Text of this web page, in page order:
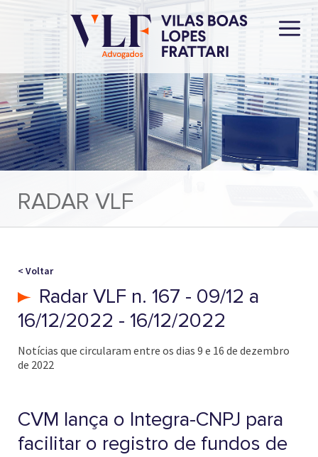
RADAR VLF
< Voltar
Radar VLF n. 167 - 09/12 a
16/12/2022 - 16/12/2022
Notícias que circularam entre os dias 9 e 16 de dezembro
de 2022
CVM lança o Integra-CNPJ para
facilitar o registro de fundos de